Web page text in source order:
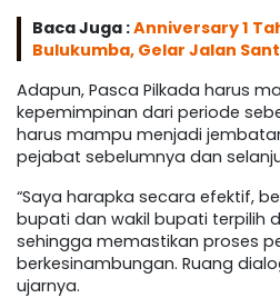
Baca Juga :Anniversary 1
Bulukumba, Gelar Jalan
Adapun, Pasca Pilkada harus
kepemimpinan dari periode
harus mampu menjadi
pejabat sebelumnya dan
“Saya harapka secara efektif,
bupati dan wakil bupati terpilih
sehingga memastikan proses
berkesinambungan. Ruang
ujarnya.